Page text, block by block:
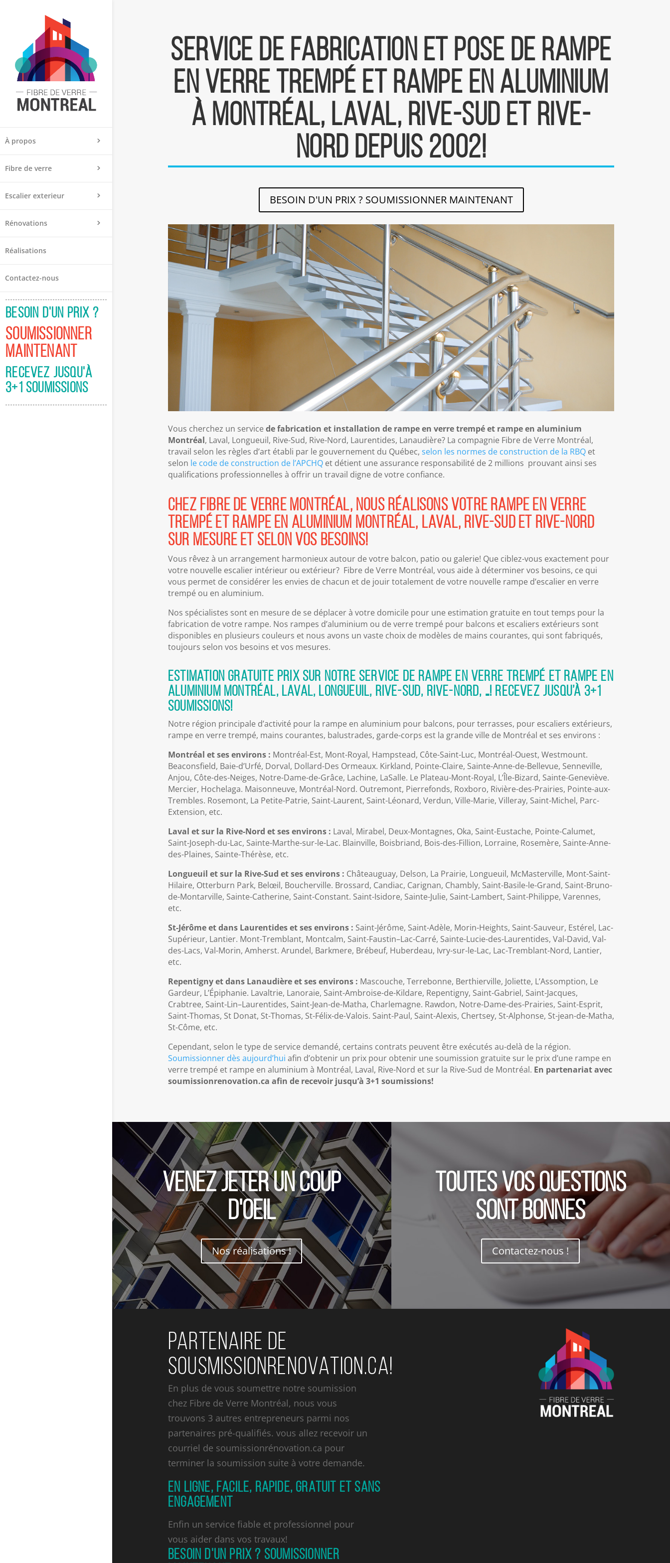
À propos
Fibre de verre
Escalier exterieur
Rénovations
Réalisations
Contactez-nous
BESOIN D'UN PRIX ?
SOUMISSIONNER
MAINTENANT
RECEVEZ JUSQU'À
3+1 SOUMISSIONS
Service de fabrication et pose de rampe
en verre trempé et rampe en aluminium
à Montréal, Laval, Rive-Sud et Rive-
Nord depuis 2002!
BESOIN D'UN PRIX ? SOUMISSIONNER MAINTENANT
Vous cherchez un service de fabrication et installation de rampe en verre trempé et rampe en aluminium
Montréal, Laval, Longueuil, Rive-Sud, Rive-Nord, Laurentides, Lanaudière? La compagnie Fibre de Verre Montréal,
travail selon les règles d’art établi par le gouvernement du Québec, selon les normes de construction de la RBQet
selon le code de construction de l’APCHQet détient une assurance responsabilité de 2 millions prouvant ainsi ses
qualifications professionnelles à offrir un travail digne de votre confiance.
Chez Fibre de Verre Montréal, nous réalisons votre rampe en verre
trempé et rampe en aluminium Montréal, Laval, Rive-Sud et Rive-Nord
sur mesure et selon vos besoins!
Vous rêvez à un arrangement harmonieux autour de votre balcon, patio ou galerie! Que ciblez-vous exactement pour
votre nouvelle escalier intérieur ou extérieur? Fibre de Verre Montréal, vous aide à déterminer vos besoins, ce qui
vous permet de considérer les envies de chacun et de jouir totalement de votre nouvelle rampe d’escalier en verre
trempé ou en aluminium.
Nos spécialistes sont en mesure de se déplacer à votre domicile pour une estimation gratuite en tout temps pour la
fabrication de votre rampe. Nos rampes d’aluminium ou de verre trempé pour balcons et escaliers extérieurs sont
disponibles en plusieurs couleurs et nous avons un vaste choix de modèles de mains courantes, qui sont fabriqués,
toujours selon vos besoins et vos mesures.
Estimation gratuite prix sur notre service de rampe en verre trempé et rampe en
aluminium Montréal, Laval, Longueuil, Rive-Sud, Rive-Nord, …! Recevez jusqu’à 3+1
soumissions!
Notre région principale d’activité pour la rampe en aluminium pour balcons, pour terrasses, pour escaliers extérieurs,
rampe en verre trempé, mains courantes, balustrades, garde-corps est la grande ville de Montréal et ses environs :
Montréal et ses environs : Montréal-Est, Mont-Royal, Hampstead, Côte-Saint-Luc, Montréal-Ouest, Westmount.
Beaconsfield, Baie-d’Urfé, Dorval, Dollard-Des Ormeaux. Kirkland, Pointe-Claire, Sainte-Anne-de-Bellevue, Senneville,
Anjou, Côte-des-Neiges, Notre-Dame-de-Grâce, Lachine, LaSalle. Le Plateau-Mont-Royal, L’Île-Bizard, Sainte-Geneviève.
Mercier, Hochelaga. Maisonneuve, Montréal-Nord. Outremont, Pierrefonds, Roxboro, Rivière-des-Prairies, Pointe-aux-
Trembles. Rosemont, La Petite-Patrie, Saint-Laurent, Saint-Léonard, Verdun, Ville-Marie, Villeray, Saint-Michel, Parc-
Extension, etc.
Laval et sur la Rive-Nord et ses environs : Laval, Mirabel, Deux-Montagnes, Oka, Saint-Eustache, Pointe-Calumet,
Saint-Joseph-du-Lac, Sainte-Marthe-sur-le-Lac. Blainville, Boisbriand, Bois-des-Fillion, Lorraine, Rosemère, Sainte-Anne-
des-Plaines, Sainte-Thérèse, etc.
Longueuil et sur la Rive-Sud et ses environs : Châteauguay, Delson, La Prairie, Longueuil, McMasterville, Mont-Saint-
Hilaire, Otterburn Park, Belœil, Boucherville. Brossard, Candiac, Carignan, Chambly, Saint-Basile-le-Grand, Saint-Bruno-
de-Montarville, Sainte-Catherine, Saint-Constant. Saint-Isidore, Sainte-Julie, Saint-Lambert, Saint-Philippe, Varennes,
etc.
St-Jérôme et dans Laurentides et ses environs : Saint-Jérôme, Saint-Adèle, Morin-Heights, Saint-Sauveur, Estérel, Lac-
Supérieur, Lantier. Mont-Tremblant, Montcalm, Saint-Faustin–Lac-Carré, Sainte-Lucie-des-Laurentides, Val-David, Val-
des-Lacs, Val-Morin, Amherst. Arundel, Barkmere, Brébeuf, Huberdeau, Ivry-sur-le-Lac, Lac-Tremblant-Nord, Lantier,
etc.
Repentigny et dans Lanaudière et ses environs : Mascouche, Terrebonne, Berthierville, Joliette, L’Assomption, Le
Gardeur, L’Épiphanie. Lavaltrie, Lanoraie, Saint-Ambroise-de-Kildare, Repentigny, Saint-Gabriel, Saint-Jacques,
Crabtree, Saint-Lin–Laurentides, Saint-Jean-de-Matha, Charlemagne. Rawdon, Notre-Dame-des-Prairies, Saint-Esprit,
Saint-Thomas, St Donat, St-Thomas, St-Félix-de-Valois. Saint-Paul, Saint-Alexis, Chertsey, St-Alphonse, St-jean-de-Matha,
St-Côme, etc.
Cependant, selon le type de service demandé, certains contrats peuvent être exécutés au-delà de la région.
Soumissionner dès aujourd’hui afin d’obtenir un prix pour obtenir une soumission gratuite sur le prix d’une rampe en
verre trempé et rampe en aluminium à Montréal, Laval, Rive-Nord et sur la Rive-Sud de Montréal. En partenariat avec
soumissionrenovation.ca afin de recevoir jusqu’à 3+1 soumissions!​
Venez jeter un coup
d'oeil
Nos réalisations !
Toutes vos questions
sont bonnes
Contactez-nous !
PARTENAIRE DE
SOUSMISSIONRENOVATION.CA!
En plus de vous soumettre notre soumission
chez Fibre de Verre Montréal, nous vous
trouvons 3 autres entrepreneurs parmi nos
partenaires pré-qualifiés. vous allez recevoir un
courriel de soumissionrénovation.ca pour
terminer la soumission suite à votre demande.
EN LIGNE, FACILE, RAPIDE, GRATUIT ET SANS
ENGAGEMENT
Enfin un service fiable et professionnel pour
vous aider dans vos travaux!
BESOIN D'UN PRIX ? SOUMISSIONNER